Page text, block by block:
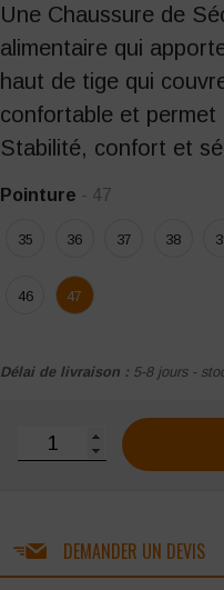
Une Chaussure de
alimentaire qui
haut de tige qui
confortable et permet
Stabilité, confort et
Pointure - 47
35 36 37 38
46 47
Délai de livraison : 5-8 jours -
quantité de Mocassins
DEMANDER UN DEVIS